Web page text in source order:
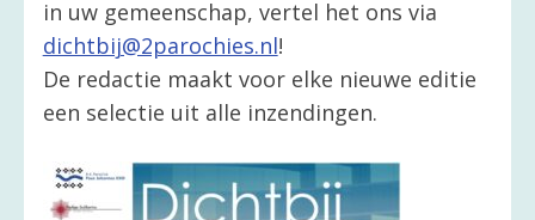
in uw gemeenschap, vertel het ons via
dichtbij@2parochies.nl!
De redactie maakt voor elke nieuwe editie
een selectie uit alle inzendingen.